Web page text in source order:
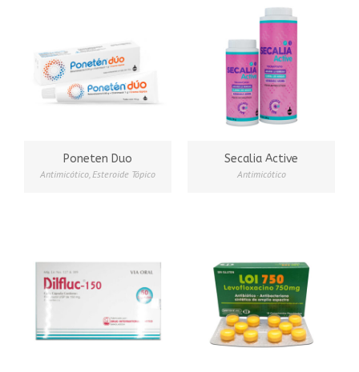
Poneten Duo
Antimicótico,Esteroide Tópico
Secalia Active
Antimicótico